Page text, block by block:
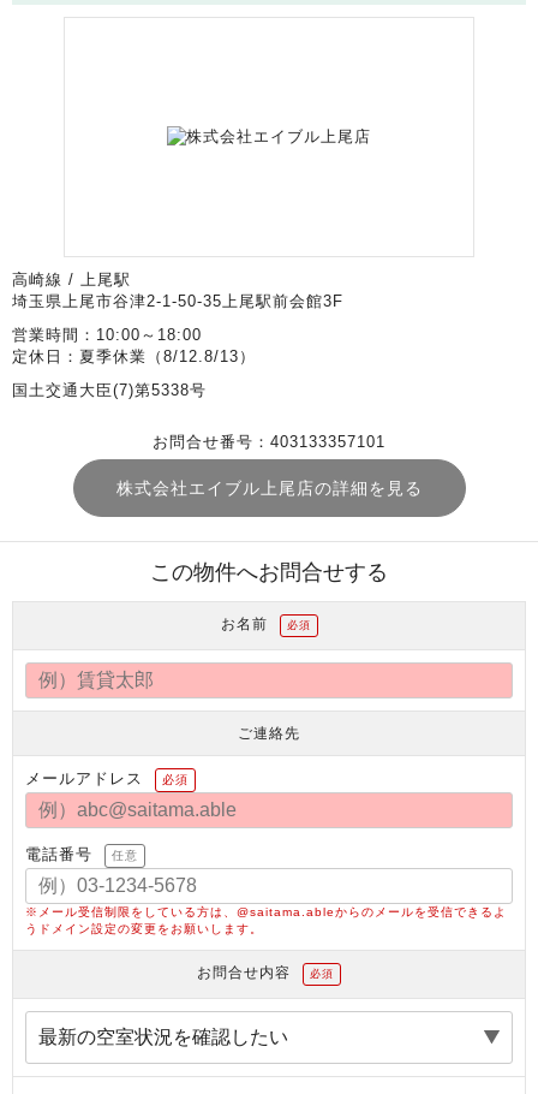
高崎線 / 上尾駅
埼玉県上尾市谷津2-1-50-35上尾駅前会館3F
営業時間：10:00～18:00
定休日：夏季休業（8/12.8/13）
国土交通大臣(7)第5338号
お問合せ番号：403133357101
株式会社エイブル上尾店の詳細を見る
この物件へお問合せする
お名前 必須
ご連絡先
メールアドレス 必須
電話番号 任意
※メール受信制限をしている方は、@saitama.ableからのメールを受信できるよ
うドメイン設定の変更をお願いします。
お問合せ内容 必須